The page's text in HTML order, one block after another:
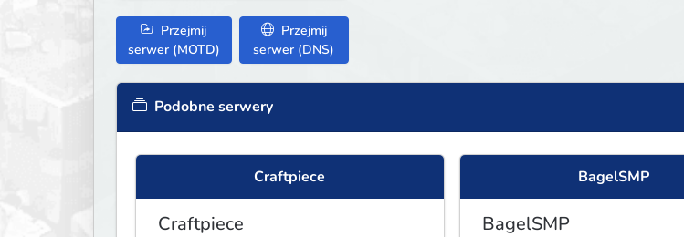
Przejmij
serwer (MOTD)
Przejmij
serwer (DNS)
Podobne serwery
Craftpiece
Craftpiece
BagelSMP
BagelSMP